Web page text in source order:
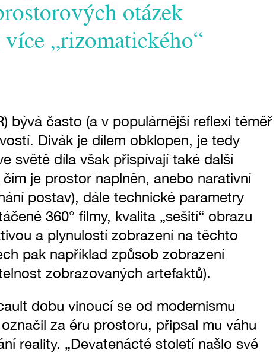
otázek
„rizomatického“
bývá často (a v populárnější reflexi téměř
Divák je dílem obklopen, je tedy
světě díla však přispívají také další
je prostor naplněn, anebo narativní
postav), dále technické parametry
360° filmy, kvalita „sešití“ obrazu
a plynulostí zobrazení na těchto
pak například způsob zobrazení
zobrazovaných artefaktů).
dobu vinoucí se od modernismu
za éru prostoru, připsal mu váhu
reality. „Devatenácté století našlo své